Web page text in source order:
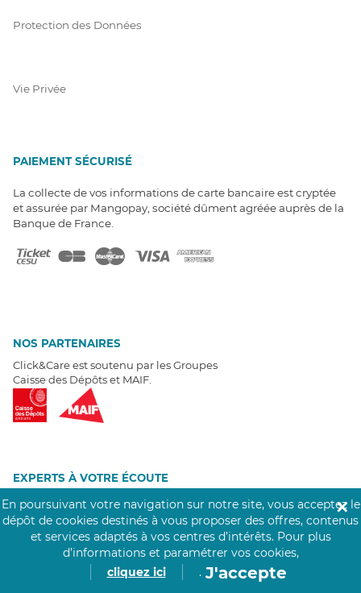
Protection des Données
Vie Privée
PAIEMENT SÉCURISÉ
La collecte de vos informations de carte bancaire est cryptée
et assurée par Mangopay, société dûment agréée auprès de la
Banque de France.
NOS PARTENAIRES
Click&Care est soutenu par les Groupes
Caisse des Dépôts et MAIF.
EXPERTS À VOTRE ÉCOUTE
Un besoin de recrutement ? Click&Care vous accompagne par
téléphone 7/7.
Être rappelé aujourd'hui
MOIGNAGES CLIENTS
En poursuivant votre navigation sur notre site, vous acceptez le
dépôt de cookies destinés à vous proposer des offres, contenus
et services adaptés à vos centres d’intérêts. Pour plus
d’informations et paramétrer vos cookies,
cliquez ici
. J'accepte
✕